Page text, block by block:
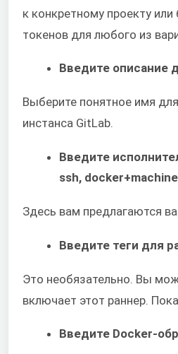
к конкретному проекту
токенов для любого из
Введите описание
Выберите понятное имя
инстанса GitLab.
Введите
ssh,
Здесь вам предлагаются
Введите теги для
Это необязательно. Вы
включает этот раннер.
Введите Docker-